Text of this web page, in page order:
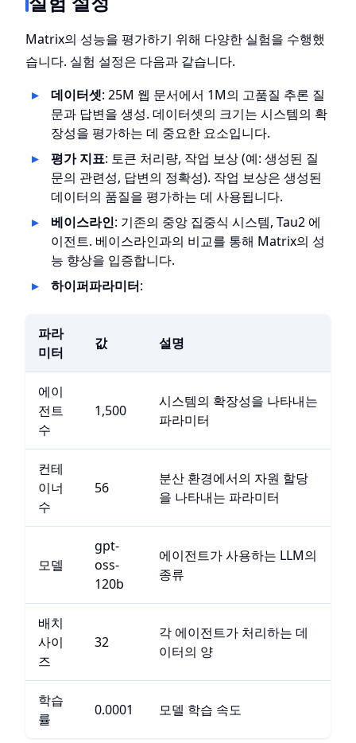
Matrix의 성능을 평가하기 위해 다양한 실험을 수행했
습니다. 실험 설정은 다음과 같습니다.
데이터셋: 25M 웹 문서에서 1M의 고품질 추론 질
문과 답변을 생성. 데이터셋의 크기는 시스템의 확
장성을 평가하는 데 중요한 요소입니다.
평가 지표: 토큰 처리량, 작업 보상 (예: 생성된 질
문의 관련성, 답변의 정확성). 작업 보상은 생성된
데이터의 품질을 평가하는 데 사용됩니다.
베이스라인: 기존의 중앙 집중식 시스템, Tau2 에
이전트. 베이스라인과의 비교를 통해 Matrix의 성
능 향상을 입증합니다.
하이퍼파라미터:
파라
미터
값 설명
에이
전트
수
1,500
시스템의 확장성을 나타내는
파라미터
컨테
이너
수
56
분산 환경에서의 자원 할당
을 나타내는 파라미터
모델
gpt-
oss-
120b
에이전트가 사용하는 LLM의
종류
배치
사이
즈
32
각 에이전트가 처리하는 데
이터의 양
학습
률
0.0001 모델 학습 속도